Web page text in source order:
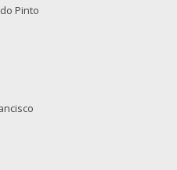
Pinto